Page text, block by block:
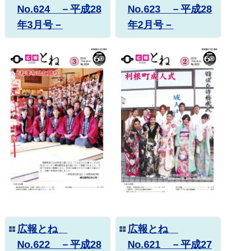
No.624 －平成28
年3月号－
No.623 －平成28
年2月号－
広報とね
No.622 －平成28
広報とね
No.621 －平成27